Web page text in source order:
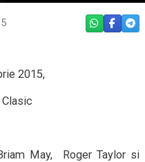
WHATSAPP
2015,
May,
Roger Taylor si